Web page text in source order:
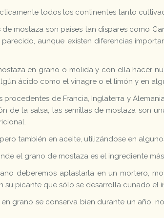
todos los continentes tanto
mostaza son países tan dispares como
aunque existen diferencias
en grano o molida y con ella hacer
ácido como el vinagre o el limón y en
procedentes de Francia, Inglaterra y
de la salsa, las semillas de mostaza son
también en aceite, utilizándose en
el grano de mostaza es el ingrediente
deberemos aplastarla en un mortero,
su picante que sólo se desarrolla cunado el
grano se conserva bien durante un año,